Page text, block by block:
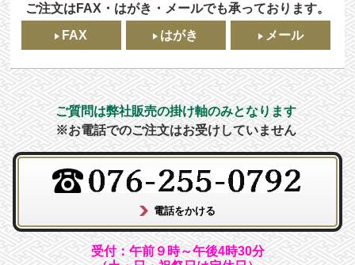
ご注文はFAX・はがき・メールでも承っております。
FAX
はがき メール
ご質問は弊社販売の掛け軸のみとなります
※お電話でのご注文はお受けしていません
受付：午前９時～午後4時30分